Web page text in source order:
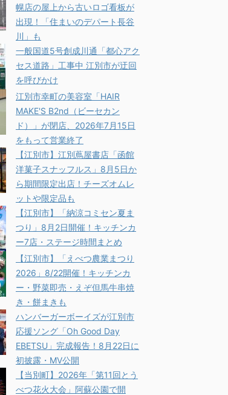
幌店の屋上から古いロゴ看板が
出現！「住まいのデパート長谷
川」も
一般国道5号創成川通「都心アク
セス道路」工事中 江別市が迂回
を呼びかけ
江別市幸町の美容室「HAIR
MAKE'S B2nd（ビーセカン
ド）」が閉店、2026年7月15日
をもって営業終了
【江別市】江別蔦屋書店「函館
洋菓子スナッフルス」8月5日か
ら期間限定出店！チーズオムレ
ットや限定品も
【江別市】「納涼コミセン夏ま
つり」8月2日開催！キッチンカ
ー7店・ステージ時間まとめ
【江別市】「えべつ農業まつり
2026」8/22開催！キッチンカ
ー・野菜即売・えぞ但馬牛串焼
き・餅まきも
ハンバーガーボーイズが江別市
応援ソング「Oh Good Day
EBETSU」完成報告！8月22日に
初披露・MV公開
【当別町】2026年「第11回とう
べつ花火大会」阿蘇公園で開